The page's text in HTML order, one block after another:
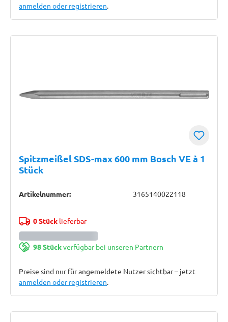
anmelden oder registrieren.
Spitzmeißel SDS-max 600 mm Bosch VE à 1
Stück
Artikelnummer: 3165140022118
0 Stücklieferbar
98 Stückverfügbar bei unseren Partnern
Preise sind nur für angemeldete Nutzer sichtbar – jetzt
anmelden oder registrieren.